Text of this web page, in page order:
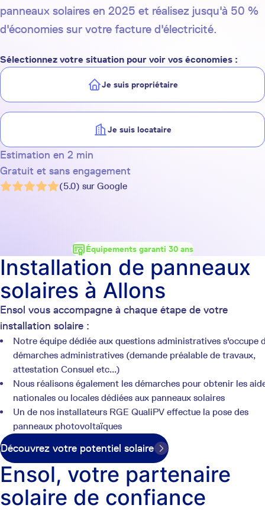
panneaux solaires en 2025 et réalisez jusqu'à 50 %
d'économies sur votre facture d'électricité.
Sélectionnez votre situation pour voir vos économies :
Je suis propriétaire
Je suis locataire
Estimation en 2 min
Gratuit et sans engagement
(5.0) sur Google
Équipements garanti 30 ans
Ensol vous accompagne à chaque étape de votre
installation solaire :
Notre équipe dédiée aux questions administratives s'occupe
démarches administratives (demande préalable de travaux,
attestation Consuel etc...)
Nous réalisons également les démarches pour obtenir les
nationales ou locales dédiées aux panneaux solaires
Un de nos installateurs RGE QualiPV effectue la pose des
panneaux photovoltaïques
Découvrez votre potentiel solaire
Installation de panneaux
solaires à Allons
Ensol, votre partenaire
solaire de confiance